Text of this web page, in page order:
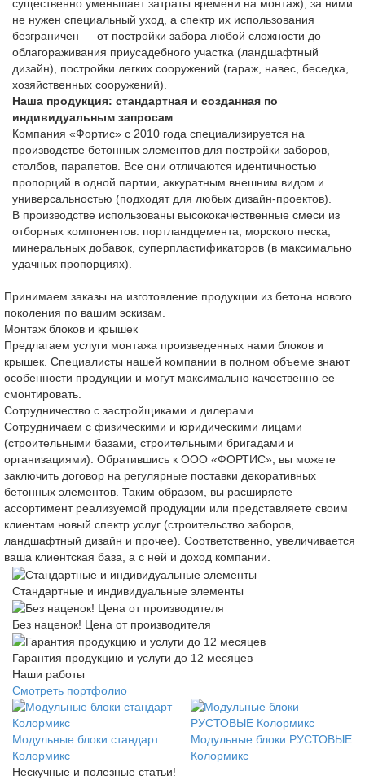
существенно уменьшает затраты времени на монтаж), за ними
не нужен специальный уход, а спектр их использования
безграничен — от постройки забора любой сложности до
облагораживания приусадебного участка (ландшафтный
дизайн), постройки легких сооружений (гараж, навес, беседка,
хозяйственных сооружений).
Наша продукция: стандартная и созданная по
индивидуальным запросам
Компания «Фортис» с 2010 года специализируется на
производстве бетонных элементов для постройки заборов,
столбов, парапетов. Все они отличаются идентичностью
пропорций в одной партии, аккуратным внешним видом и
универсальностью (подходят для любых дизайн-проектов).
В производстве использованы высококачественные смеси из
отборных компонентов: портландцемента, морского песка,
минеральных добавок, суперпластификаторов (в максимально
удачных пропорциях).
Принимаем заказы на изготовление продукции из бетона нового
поколения по вашим эскизам.
Монтаж блоков и крышек
Предлагаем услуги монтажа произведенных нами блоков и
крышек. Специалисты нашей компании в полном объеме знают
особенности продукции и могут максимально качественно ее
смонтировать.
Сотрудничество с застройщиками и дилерами
Сотрудничаем с физическими и юридическими лицами
(строительными базами, строительными бригадами и
организациями). Обратившись к ООО «ФОРТИС», вы можете
заключить договор на регулярные поставки декоративных
бетонных элементов. Таким образом, вы расширяете
ассортимент реализуемой продукции или представляете своим
клиентам новый спектр услуг (строительство заборов,
ландшафтный дизайн и прочее). Соответственно, увеличивается
ваша клиентская база, а с ней и доход компании.
Стандартные и индивидуальные элементы
Без наценок! Цена от производителя
Гарантия продукцию и услуги до 12 месяцев
Наши работы
Смотреть портфолио
Модульные блоки стандарт
Колормикс
Модульные блоки РУСТОВЫЕ
Колормикс
Нескучные и полезные статьи!